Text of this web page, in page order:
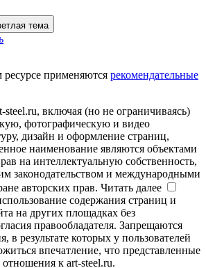
тема
применяются рекомендательные
steel.ru, включая (но не ограничиваясь)
фотографическую и видео
дизайн и оформление страниц,
наименование являются объектами
на интеллектуальную собственность,
законодательством и международными
авторских прав. Читать далее
содержания страниц и
на других площадках без
правообладателя. Запрещаются
в результате которых у пользователей
впечатление, что представленные
к art-steel.ru.